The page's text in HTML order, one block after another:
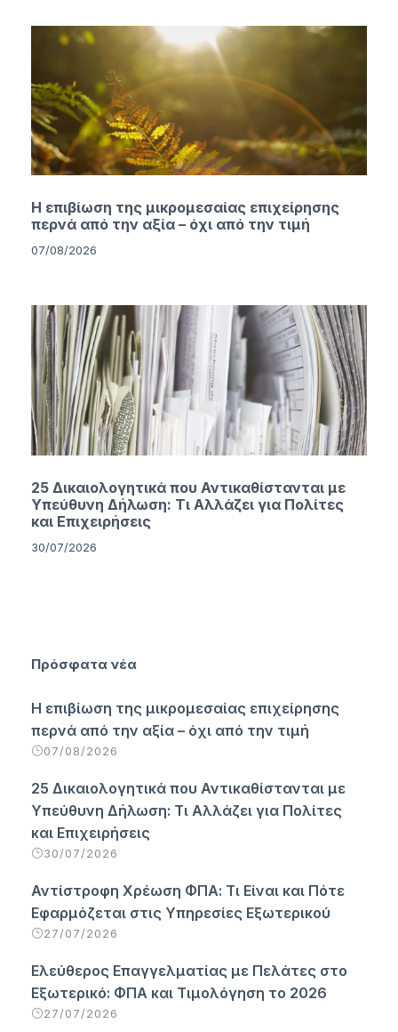
Η επιβίωση της μικρομεσαίας επιχείρησης
περνά από την αξία – όχι από την τιμή
07/08/2026
25 Δικαιολογητικά που Αντικαθίστανται με
Υπεύθυνη Δήλωση: Τι Αλλάζει για Πολίτες
και Επιχειρήσεις
30/07/2026
Πρόσφατα νέα
Η επιβίωση της μικρομεσαίας επιχείρησης
περνά από την αξία – όχι από την τιμή
07/08/2026
25 Δικαιολογητικά που Αντικαθίστανται με
Υπεύθυνη Δήλωση: Τι Αλλάζει για Πολίτες
και Επιχειρήσεις
30/07/2026
Αντίστροφη Χρέωση ΦΠΑ: Τι Είναι και Πότε
Εφαρμόζεται στις Υπηρεσίες Εξωτερικού
27/07/2026
Ελεύθερος Επαγγελματίας με Πελάτες στο
Εξωτερικό: ΦΠΑ και Τιμολόγηση το 2026
27/07/2026